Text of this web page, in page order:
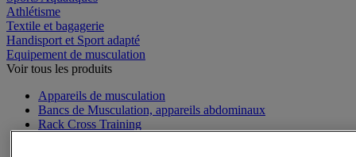
Athlétisme
Textile et bagagerie
Handisport et Sport adapté
Equipement de musculation
Voir tous les produits
Appareils de musculation
Bancs de Musculation, appareils abdominaux
Rack Cross Training